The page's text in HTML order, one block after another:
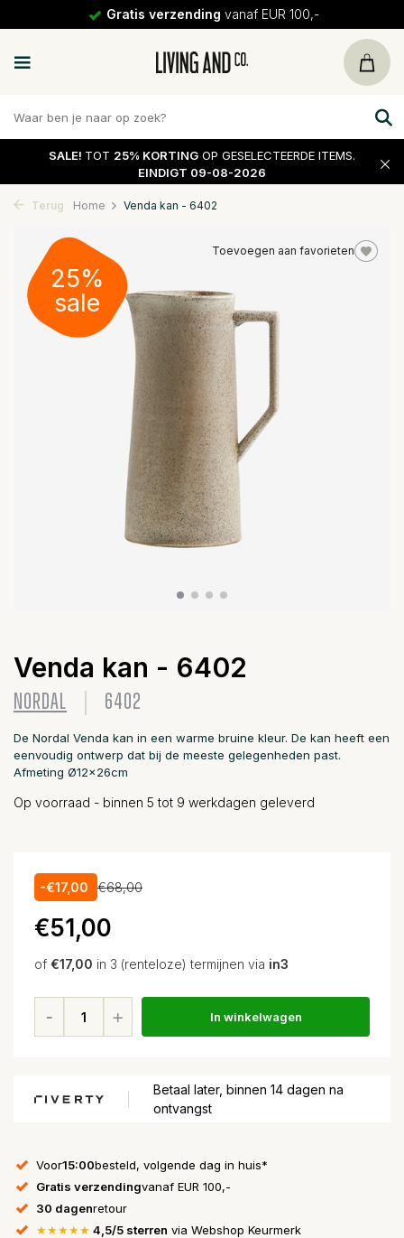
Gratis verzending vanaf EUR 100,-
SALE! TOT 25% KORTING OP GESELECTEERDE ITEMS.
EINDIGT 09-08-2026
Terug Home Venda kan - 6402
Toevoegen aan favorieten
25%
sale
Venda kan - 6402
NORDAL 6402
De Nordal Venda kan in een warme bruine kleur. De kan heeft een
eenvoudig ontwerp dat bij de meeste gelegenheden past.
Afmeting Ø12x26cm
Op voorraad - binnen 5 tot 9 werkdagen geleverd
-€17,00 €68,00
€51,00
of €17,00 in 3 (renteloze) termijnen via in3
In winkelwagen
Betaal later, binnen 14 dagen na
ontvangst
Voor15:00besteld, volgende dag in huis*
Gratis verzendingvanaf EUR 100,-
30 dagenretour
★★★★★ 4,5/5 sterren via Webshop Keurmerk